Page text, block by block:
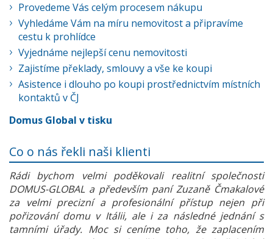
Provedeme Vás celým procesem nákupu
Vyhledáme Vám na míru nemovitost a připravíme
cestu k prohlídce
Vyjednáme nejlepší cenu nemovitosti
Zajistíme překlady, smlouvy a vše ke koupi
Asistence i dlouho po koupi prostřednictvím místních
kontaktů v ČJ
Domus Global v tisku
Co o nás řekli naši klienti
Rádi bychom velmi poděkovali realitní společnosti
DOMUS-GLOBAL a především paní Zuzaně Čmakalové
za velmi precizní a profesionální přístup nejen při
pořizování domu v Itálii, ale i za následné jednání s
tamními úřady. Moc si ceníme toho, že zaplacením